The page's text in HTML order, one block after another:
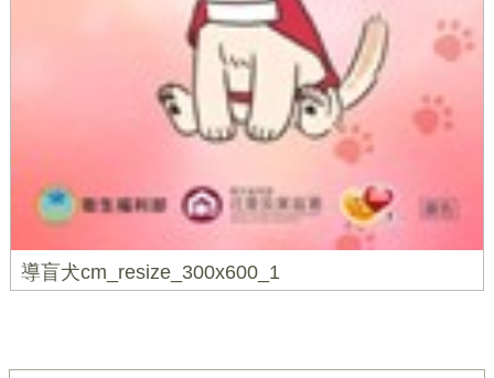
導盲犬cm_resize_300x600_1